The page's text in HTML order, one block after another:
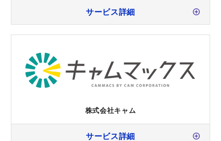
サービス詳細
株式会社キャム
サービス詳細